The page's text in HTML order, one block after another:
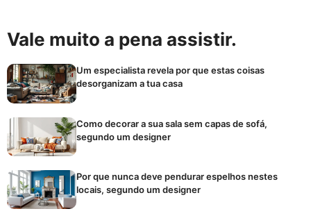
Vale muito a pena assistir.
Um especialista revela por que estas coisas
desorganizam a tua casa
Como decorar a sua sala sem capas de sofá,
segundo um designer
Por que nunca deve pendurar espelhos nestes
locais, segundo um designer